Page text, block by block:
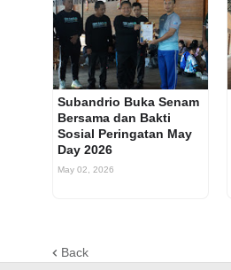
Subandrio Buka Senam
Bersama dan Bakti
Sosial Peringatan May
Day 2026
May 02, 2026
Back